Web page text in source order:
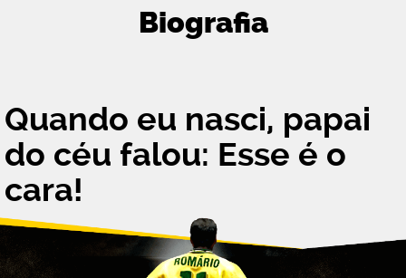
Biografia
“
Quando eu nasci, papai
do céu falou: Esse é o
cara!